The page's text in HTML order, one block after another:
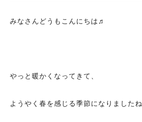
みなさんどうもこんにちは♬
やっと暖かくなってきて、
ようやく春を感じる季節になりましたね